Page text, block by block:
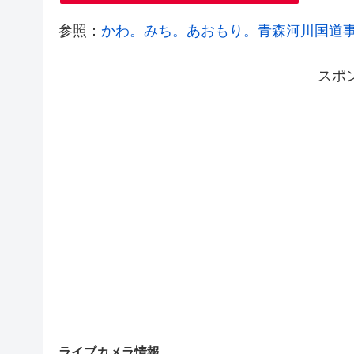
参照： かわ。みち。あおもり。青森河川国道
スポ